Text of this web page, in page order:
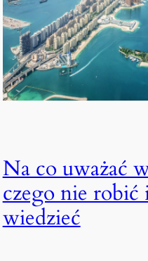
Na co uważać
czego nie robić
wiedzieć